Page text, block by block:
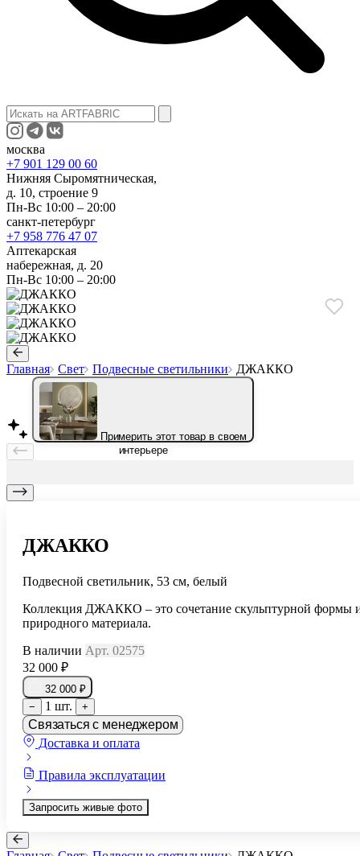
москва
+7 901 129 00 60
Нижняя Сыромятническая,
д. 10, строение 9
Пн-Вс 10:00 – 20:00
санкт-петербург
+7 958 776 47 07
Аптекарская
набережная, д. 20
Пн-Вс 10:00 – 20:00
Главная Свет Подвесные светильники ДЖАККО
Примерить этот товар в своем
интерьере
ДЖАККО
Подвесной светильник, 53 см, белый
Коллекция ДЖАККО – это сочетание скульптурной формы
природного материала.
В наличии Арт. 02575
32 000 ₽
32 000 ₽
−
1 шт. +
Связаться с менеджером
Доставка и оплата
Правила эксплуатации
Запросить живые фото